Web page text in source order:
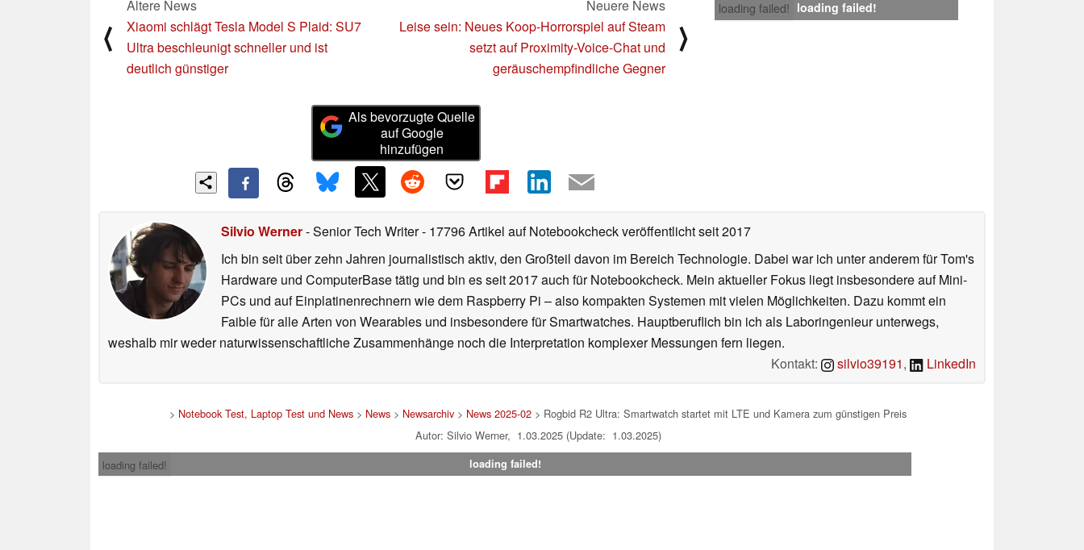
Diesen Artikel kommentieren / Antworten
Ältere News
Xiaomi schlägt Tesla Model S Plaid: SU7
Neuere News
Leise sein: Neues Koop-Horrorspiel auf Steam
Als bevorzugte Quelle
auf Google
hinzufügen
Silvio Werner - Senior Tech Writer - 17796 Artikel auf Notebookcheck veröffentlichtseit 2017
Ich bin seit über zehn Jahren journalistisch aktiv, den Großteil davon im Bereich Technologie. Dabei war ich unter anderem für Tom's
Hardware und ComputerBase tätig und bin es seit 2017 auch für Notebookcheck. Mein aktueller Fokus liegt insbesondere auf Mini-
PCs und auf Einplatinenrechnern wie dem Raspberry Pi – also kompakten Systemen mit vielen Möglichkeiten. Dazu kommt ein
Faible für alle Arten von Wearables und insbesondere für Smartwatches. Hauptberuflich bin ich als Laboringenieur unterwegs,
Kontakt:
silvio39191,
News 2025-02> Rogbid R2 Ultra: Smartwatch startet mit LTE und Kamera zum günstigen Preis